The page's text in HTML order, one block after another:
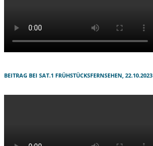
BEITRAG BEI SAT.1 FRÜHSTÜCKSFERNSEHEN, 22.10.2023